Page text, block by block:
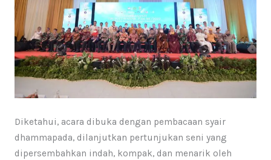
Diketahui, acara dibuka dengan pembacaan syair
dhammapada, dilanjutkan pertunjukan seni yang
dipersembahkan indah, kompak, dan menarik oleh